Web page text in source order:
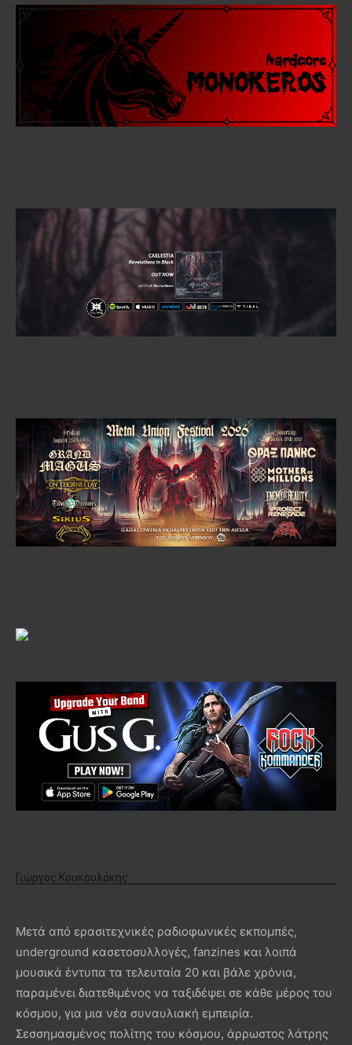
Γιώργος Κουκουλάκης
Μετά από ερασιτεχνικές ραδιοφωνικές εκπομπές,
underground κασετοσυλλογές, fanzines και λοιπά
μουσικά έντυπα τα τελευταία 20 και βάλε χρόνια,
παραμένει διατεθιμένος να ταξιδέψει σε κάθε μέρος του
κόσμου, για μια νέα συναυλιακή εμπειρία.
Σεσσημασμένος πολίτης του κόσμου, άρρωστος λάτρης